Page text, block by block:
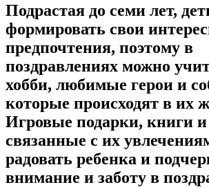
Подрастая до семи лет,
формировать свои
предпочтения, поэтому в
поздравлениях можно
хобби, любимые герои и
которые происходят в их
Игровые подарки, книги и
связанные с их
радовать ребенка и
внимание и заботу в